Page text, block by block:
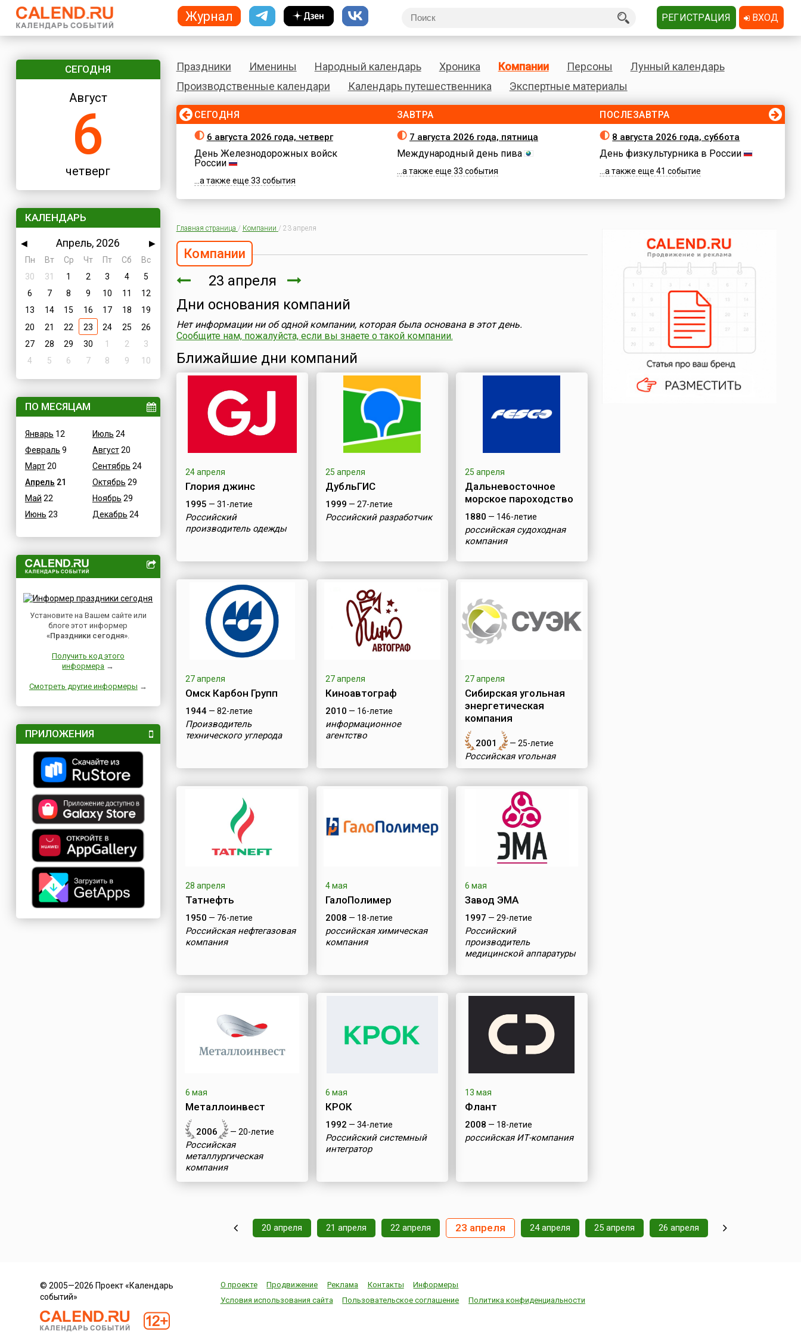
СЕГОДНЯ
Август
6
четверг
КАЛЕНДАРЬ
◀ Апрель, 2026
▶
Пн
Вт Ср Чт Пт Сб
Вс
30
31 1 2 3 4
5
6
7 8 9 10 11
12
13
14 15 16 17 18
19
20
21 22 23 24 25
26
27
28 29 30 1 2
3
4
5 6 7 8 9 10
ПО МЕСЯЦАМ
Январь 12
Февраль 9
Март20
Апрель 21
Май 22
Июнь 23
Июль 24
Август20
Сентябрь 24
Октябрь 29
Ноябрь 29
Декабрь 24
Установите на Вашем сайте или
блоге этот информер
«Праздники сегодня».
Получить код этого
информера →
Смотреть другие информеры →
ПРИЛОЖЕНИЯ
Праздники Именины Народный календарь Хроника Компании Персоны
Лунный календарь
Производственные календари
Календарь путешественника Экспертные материалы
СЕГОДНЯ
6 августа 2026 года, четверг
День Железнодорожных войск
России
...а также еще 33 события
ЗАВТРА
7 августа 2026 года, пятница
Международный день пива
...а также еще 33 события
ПОСЛЕЗАВТРА
8 августа 2026 года, суббота
День физкультурника в России
...а также еще 41 событие
Главная страница / Компании / 23 апреля
Компании
23 апреля
Дни основания компаний
Нет информации ни об одной компании, которая была основана в этот день.
Сообщите нам, пожалуйста, если вы знаете о такой компании.
Ближайшие дни компаний
24 апреля
Глория джинс
1995 — 31-летие
Российский
производитель одежды
25 апреля
ДубльГИС
1999 — 27-летие
Российский разработчик
25 апреля
Дальневосточное
морское пароходство
1880 — 146-летие
российская судоходная
компания
27 апреля
Омск Карбон Групп
1944— 82-летие
Производитель
технического углерода
27 апреля
Киноавтограф
2010 — 16-летие
информационное
агентство
27 апреля
Сибирская угольная
энергетическая
компания
2001 — 25-летие
Российская угольная
компания
28 апреля
Татнефть
1950 — 76-летие
Российская нефтегазовая
компания
4 мая
ГалоПолимер
2008 — 18-летие
российская химическая
компания
6 мая
Завод ЭМА
1997 — 29-летие
Российский
производитель
медицинской аппаратуры
6 мая
Металлоинвест
2006 — 20-летие
Российская
металлургическая
компания
6 мая
КРОК
1992 — 34-летие
Российский системный
интегратор
13 мая
Флант
2008 — 18-летие
российская ИТ-компания
20 апреля 21 апреля 22 апреля 23 апреля 24 апреля 25 апреля 26 апреля
© 2005—2026 Проект «Календарь
событий»
О проекте Продвижение Реклама Контакты
Информеры
Условия использования сайта
Пользовательское соглашение Политика конфиденциальности
Журнал РЕГИСТРАЦИЯ ВХОД